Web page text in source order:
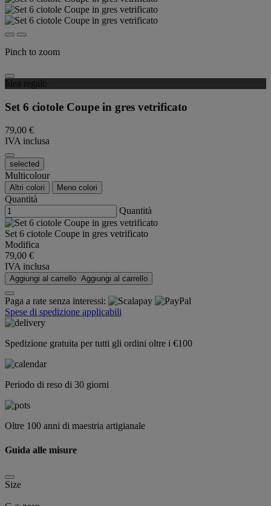
Pinch to zoom
Idea regalo
Set 6 ciotole Coupe in gres vetrificato
79,00 €
IVA inclusa
selected
Multicolour
Altri colori Meno colori
Quantità
Quantità
Set 6 ciotole Coupe in gres vetrificato
Modifica
79,00 €
IVA inclusa
Aggiungi al carrello Aggiungi al carrello
Paga a rate senza interessi:
Spese di spedizione applicabili
Spedizione gratuita per tutti gli ordini oltre i €100
Periodo di reso di 30 giorni
Oltre 100 anni di maestria artigianale
Guida alle misure
Size